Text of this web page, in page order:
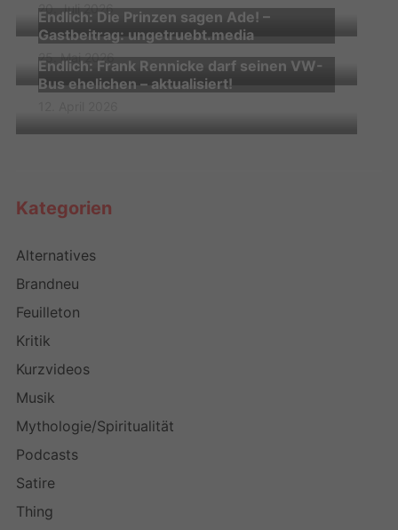
20. Juli 2026
Endlich: Die Prinzen sagen Ade! –
Gastbeitrag: ungetruebt.media
25. Mai 2026
Endlich: Frank Rennicke darf seinen VW-
Bus ehelichen – aktualisiert!
Kategorien
Alternatives
Brandneu
Feuilleton
Kritik
Kurzvideos
Musik
Mythologie/Spiritualität
Podcasts
Satire
Thing